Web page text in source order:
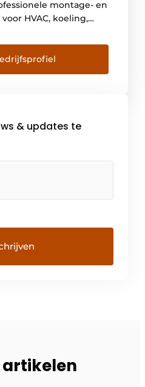
montage- en
HVAC, koeling,
en intralogistiek.
& updates te